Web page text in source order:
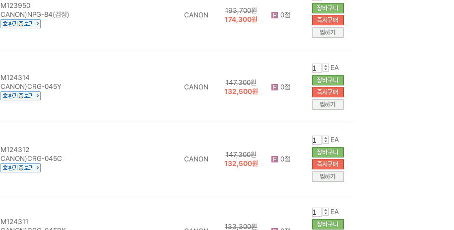
M123950
CANON)NPG-84(검정)
CANON
193,700원
174,300원
0점
M124314
CANON)CRG-045Y
CANON
147,300원
132,500원
0점
EA
M124312
CANON)CRG-045C
CANON
147,300원
132,500원
0점
EA
M124311
133,300원
EA